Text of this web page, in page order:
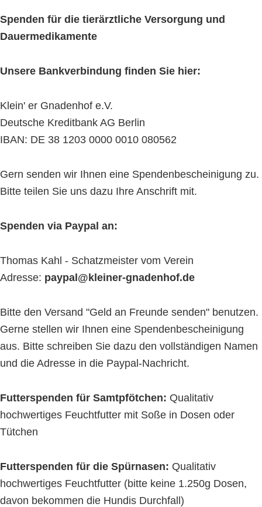
Spenden für die tierärztliche Versorgung und
Dauermedikamente
Unsere Bankverbindung finden Sie hier:
Klein' er Gnadenhof e.V.
Deutsche Kreditbank AG Berlin
IBAN: DE 38 1203 0000 0010 080562
Gern senden wir Ihnen eine Spendenbescheinigung zu.
Bitte teilen Sie uns dazu Ihre Anschrift mit.
Spenden via Paypal an:
Thomas Kahl - Schatzmeister vom Verein
Adresse: paypal@kleiner-gnadenhof.de
Bitte den Versand "Geld an Freunde senden" benutzen.
Gerne stellen wir Ihnen eine Spendenbescheinigung
aus. Bitte schreiben Sie dazu den vollständigen Namen
und die Adresse in die Paypal-Nachricht.
Futterspenden für Samtpfötchen: Qualitativ
hochwertiges Feuchtfutter mit Soße in Dosen oder
Tütchen
Futterspenden für die Spürnasen: Qualitativ
hochwertiges Feuchtfutter (bitte keine 1.250g Dosen,
davon bekommen die Hundis Durchfall)